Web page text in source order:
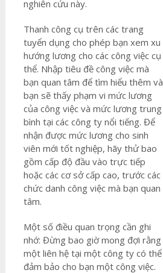
nghiên cứu này.
Thanh công cụ trên các trang
tuyển dụng cho phép bạn xem xu
hướng lương cho các công việc cụ
thể. Nhập tiêu đề công việc mà
bạn quan tâm để tìm hiểu thêm và
bạn sẽ thấy phạm vi mức lương
của công việc và mức lương trung
bình tại các công ty nổi tiếng. Để
nhận được mức lương cho sinh
viên mới tốt nghiệp, hãy thử bao
gồm cấp độ đầu vào trực tiếp
hoặc các cơ sở cấp cao, trước các
chức danh công việc mà bạn quan
tâm.
Một số điều quan trọng cần ghi
nhớ: Đừng bao giờ mong đợi rằng
một liên hệ tại một công ty có thể
đảm bảo cho bạn một công việc.